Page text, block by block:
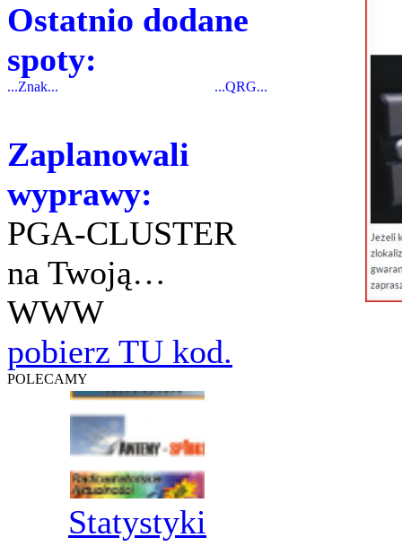
Ostatnio dodane
spoty:
...Znak... ...QRG...
Zaplanowali
wyprawy:
PGA-CLUSTER
na Twoją…
WWW
pobierz TU kod.
POLECAMY
Statystyki